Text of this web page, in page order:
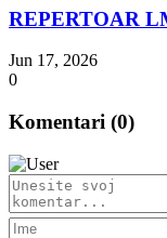
REPERTOAR
Jun 17, 2026
0
Komentari (0)